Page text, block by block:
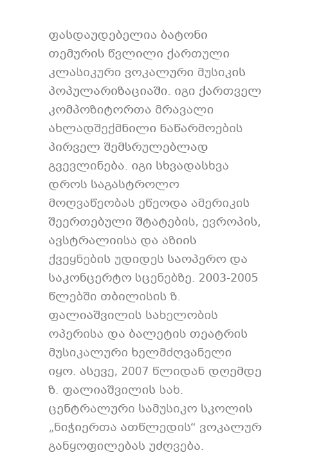
ფასდაუდებელია ბატონი
თემურის წვლილი ქართული
კლასიკური ვოკალური მუსიკის
პოპულარიზაციაში. იგი ქართველ
კომპოზიტორთა მრავალი
ახლადშექმნილი ნაწარმოების
პირველ შემსრულებლად
გვევლინება. იგი სხვადასხვა
დროს საგასტროლო
მოღვაწეობას ეწეოდა ამერიკის
შეერთებული შტატების, ევროპის,
ავსტრალიისა და აზიის
ქვეყნების უდიდეს საოპერო და
საკონცერტო სცენებზე. 2003-2005
წლებში თბილისის ზ.
ფალიაშვილის სახელობის
ოპერისა და ბალეტის თეატრის
მუსიკალური ხელმძღვანელი
იყო. ასევე, 2007 წლიდან დღემდე
ზ. ფალიაშვილის სახ.
ცენტრალური სამუსიკო სკოლის
„ნიჭიერთა ათწლედის“ ვოკალურ
განყოფილებას უძღვება.